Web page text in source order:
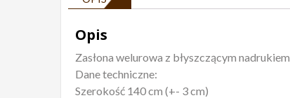
Opis
Zasłona welurowa z błyszczącym nadrukiem
Dane techniczne:
Szerokość 140 cm (+- 3 cm)